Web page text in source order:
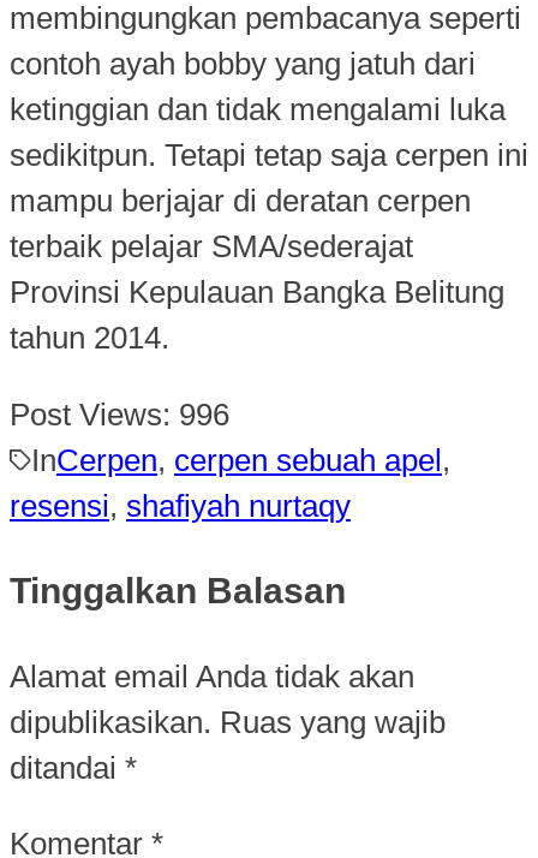
membingungkan pembacanya seperti
contoh ayah bobby yang jatuh dari
ketinggian dan tidak mengalami luka
sedikitpun. Tetapi tetap saja cerpen ini
mampu berjajar di deratan cerpen
terbaik pelajar SMA/sederajat
Provinsi Kepulauan Bangka Belitung
tahun 2014.
Post Views: 996
InCerpen, cerpen sebuah apel,
resensi, shafiyah nurtaqy
Tinggalkan Balasan
Alamat email Anda tidak akan
dipublikasikan. Ruas yang wajib
ditandai *
Komentar *